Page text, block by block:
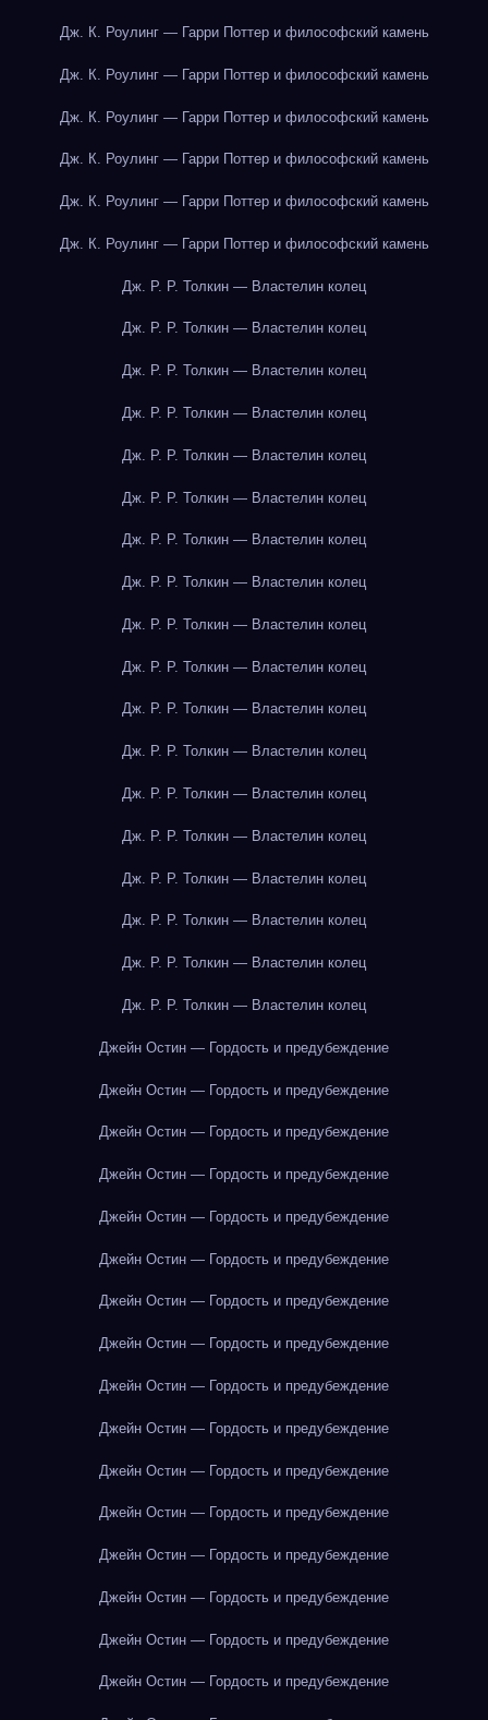
Дж. К. Роулинг — Гарри Поттер и философский камень
Дж. К. Роулинг — Гарри Поттер и философский камень
Дж. К. Роулинг — Гарри Поттер и философский камень
Дж. К. Роулинг — Гарри Поттер и философский камень
Дж. К. Роулинг — Гарри Поттер и философский камень
Дж. К. Роулинг — Гарри Поттер и философский камень
Дж. Р. Р. Толкин — Властелин колец
Дж. Р. Р. Толкин — Властелин колец
Дж. Р. Р. Толкин — Властелин колец
Дж. Р. Р. Толкин — Властелин колец
Дж. Р. Р. Толкин — Властелин колец
Дж. Р. Р. Толкин — Властелин колец
Дж. Р. Р. Толкин — Властелин колец
Дж. Р. Р. Толкин — Властелин колец
Дж. Р. Р. Толкин — Властелин колец
Дж. Р. Р. Толкин — Властелин колец
Дж. Р. Р. Толкин — Властелин колец
Дж. Р. Р. Толкин — Властелин колец
Дж. Р. Р. Толкин — Властелин колец
Дж. Р. Р. Толкин — Властелин колец
Дж. Р. Р. Толкин — Властелин колец
Дж. Р. Р. Толкин — Властелин колец
Дж. Р. Р. Толкин — Властелин колец
Дж. Р. Р. Толкин — Властелин колец
Джейн Остин — Гордость и предубеждение
Джейн Остин — Гордость и предубеждение
Джейн Остин — Гордость и предубеждение
Джейн Остин — Гордость и предубеждение
Джейн Остин — Гордость и предубеждение
Джейн Остин — Гордость и предубеждение
Джейн Остин — Гордость и предубеждение
Джейн Остин — Гордость и предубеждение
Джейн Остин — Гордость и предубеждение
Джейн Остин — Гордость и предубеждение
Джейн Остин — Гордость и предубеждение
Джейн Остин — Гордость и предубеждение
Джейн Остин — Гордость и предубеждение
Джейн Остин — Гордость и предубеждение
Джейн Остин — Гордость и предубеждение
Джейн Остин — Гордость и предубеждение